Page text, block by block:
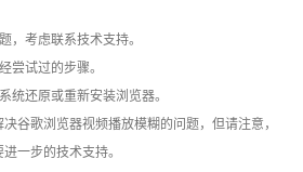
，考虑联系技术支持。
尝试过的步骤。
统还原或重新安装浏览器。
谷歌浏览器视频播放模糊的问题，但请注意，
一步的技术支持。